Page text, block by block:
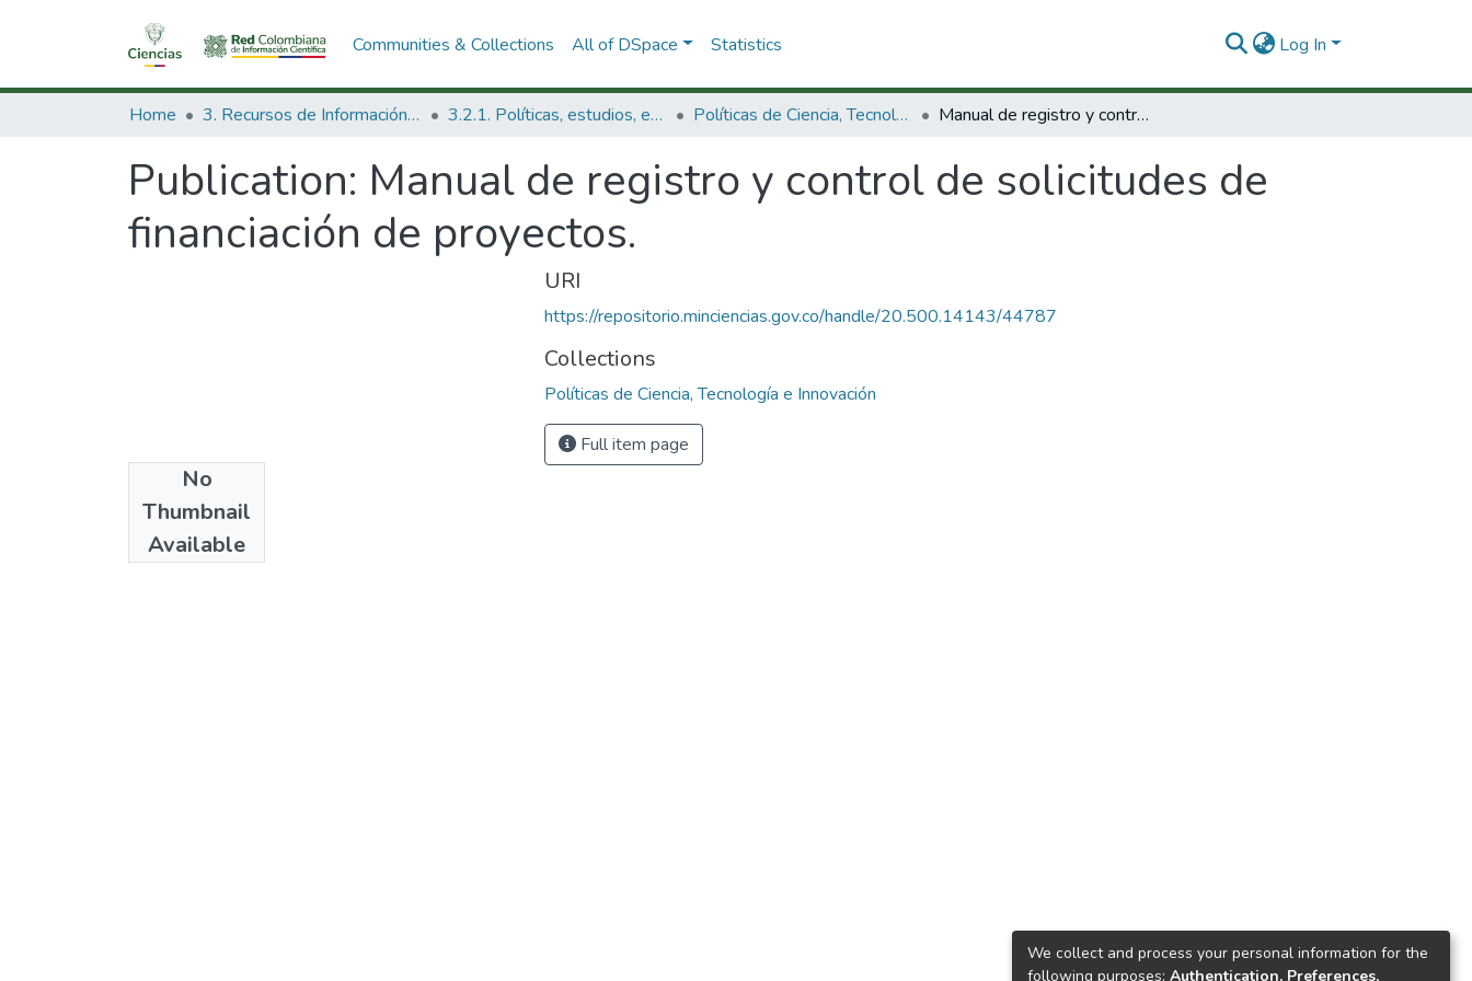
Communities & Collections All of DSpace Statistics Log In
Home 3. Recursos de Información Científica y Tecnológica 3.2.1. Políticas, estudios, evaluaciones e indicadores de CTeI Políticas de Ciencia, Tecnología e Innovación Manual de registro y control de solicitudes de financiación de proyectos.
Publication: Manual de registro y control de solicitudes de
financiación de proyectos.
No
Thumbnail
Available
Publisher
Colciencias
URI
https://repositorio.minciencias.gov.co/handle/20.500.14143/44787
Collections
Políticas de Ciencia, Tecnología e Innovación
Full item page
We collect and process your personal information for the
following purposes: Authentication, Preferences,